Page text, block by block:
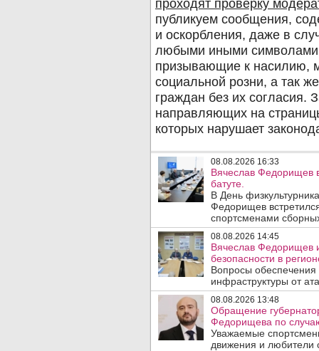
08.08.2026 16:33
Вячеслав Федорищев
батуте.
В День
Федорищев
спортсменами
08.08.2026 14:45
Вячеслав Федорищев
безопасности в
Вопросы обеспечения
инфраструктуры от
08.08.2026 13:48
Обращение
Федорищева по
Уважаемые
движения и любители